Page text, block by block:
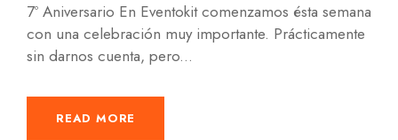
7º Aniversario En Eventokit comenzamos ésta semana
con una celebración muy importante. Prácticamente
sin darnos cuenta, pero...
READ MORE